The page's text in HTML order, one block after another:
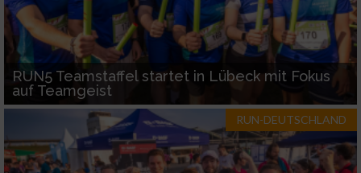
RUN5 Teamstaffel startet in Lübeck mit Fokus
auf Teamgeist
RUN-DEUTSCHLAND